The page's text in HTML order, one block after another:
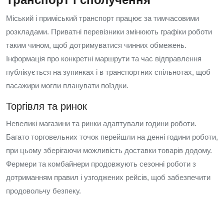
Міський і приміський транспорт працює за тимчасовими
розкладами. Приватні перевізники змінюють графіки роботи
таким чином, щоб дотримуватися чинних обмежень.
Інформація про конкретні маршрути та час відправлення
публікується на зупинках і в транспортних спільнотах, щоб
пасажири могли планувати поїздки.
Торгівля та ринок
Невеликі магазини та ринки адаптували години роботи.
Багато торговельних точок перейшли на денні години роботи,
при цьому зберігаючи можливість доставки товарів додому.
Фермери та комбайнери продовжують сезонні роботи з
дотриманням правил і узгоджених рейсів, щоб забезпечити
продовольчу безпеку.